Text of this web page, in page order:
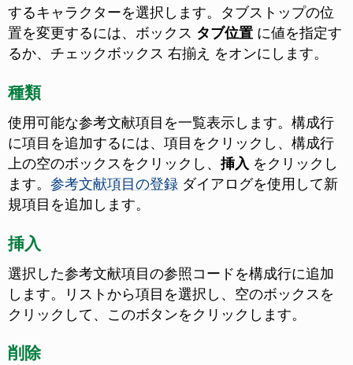
するキャラクターを選択します。タブストップの位
置を変更するには、ボックス タブ位置 に値を指定す
るか、チェックボックス 右揃え をオンにします。
種類
使用可能な参考文献項目を一覧表示します。 構成行
に項目を追加するには、項目をクリックし、構成行
上の空のボックスをクリックし、 挿入 をクリックし
ます。 参考文献項目の登録 ダイアログを使用して新
規項目を追加します。
挿入
選択した参考文献項目の参照コードを構成行に追加
します。リストから項目を選択し、空のボックスを
クリックして、このボタンをクリックします。
削除